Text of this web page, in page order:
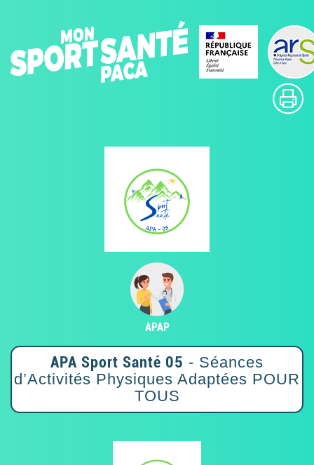
APAP
APA Sport Santé 05 - Séances
d’Activités Physiques Adaptées POUR
TOUS